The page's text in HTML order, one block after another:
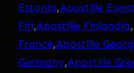
Estonia,Apostille
Fiji,Apostille Finlandia,
France,Apostille
Germany,Apostille